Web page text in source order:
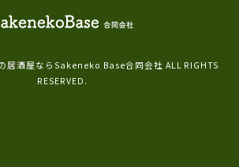
居酒屋ならSakeneko Base合同会社 ALL RIGHTS
RESERVED.